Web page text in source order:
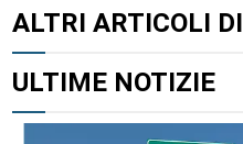
ALTRI ARTICOLI
ULTIME NOTIZIE